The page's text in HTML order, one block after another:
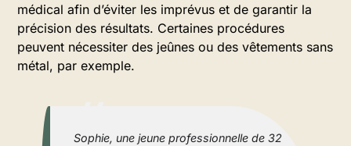
médical afin d’éviter les imprévus et de garantir la
précision des résultats. Certaines procédures
peuvent nécessiter des jeûnes ou des vêtements sans
métal, par exemple.
Sophie, une jeune professionnelle de 32